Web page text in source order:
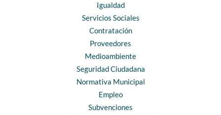
Igualdad
Servicios Sociales
Contratación
Proveedores
Medioambiente
Seguridad Ciudadana
Normativa Municipal
Empleo
Subvenciones